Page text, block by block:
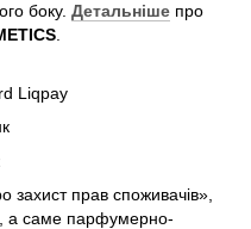
боку. Детальніше про
.
Liqpay
захист прав споживачів»,
а саме парфумерно-